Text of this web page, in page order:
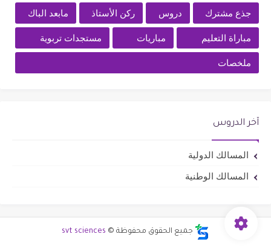
جذع مشترك دروس ركن الأستاذ مابعد الباك
مباراة التعليم مباريات مستجدات تربوية
ملخصات
آخر الدروس
المسالك الدولية
المسالك الوطنية
جميع الحقوق محفوظة © svt sciences